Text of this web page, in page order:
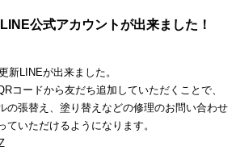
公式アカウントが出来ました！
新LINEが出来ました。
コードから友だち追加していただくことで、
の張替え、塗り替えなどの修理のお問い合わせ
いただけるようになります。